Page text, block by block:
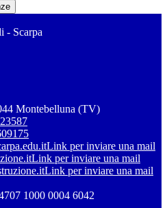
- Scarpa
Montebelluna (TV)
Link per inviare una mail
Link per inviare una mail
Link per inviare una mail
1000 0004 6042